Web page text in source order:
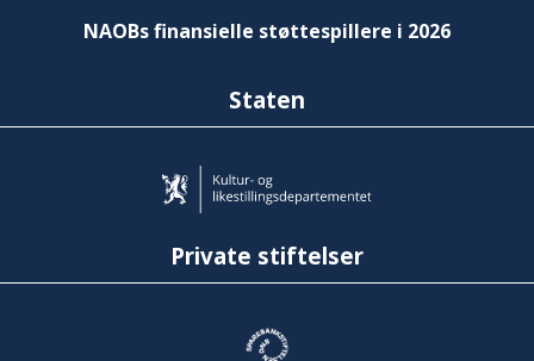
NAOBs finansielle støttespillere i 2026
Staten
Private stiftelser